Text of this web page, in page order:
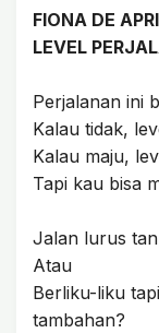
FIONA DE
LEVEL
Perjalanan ini
Kalau tidak,
Kalau maju,
Tapi kau bisa
Jalan lurus
Atau
Berliku-liku
tambahan?